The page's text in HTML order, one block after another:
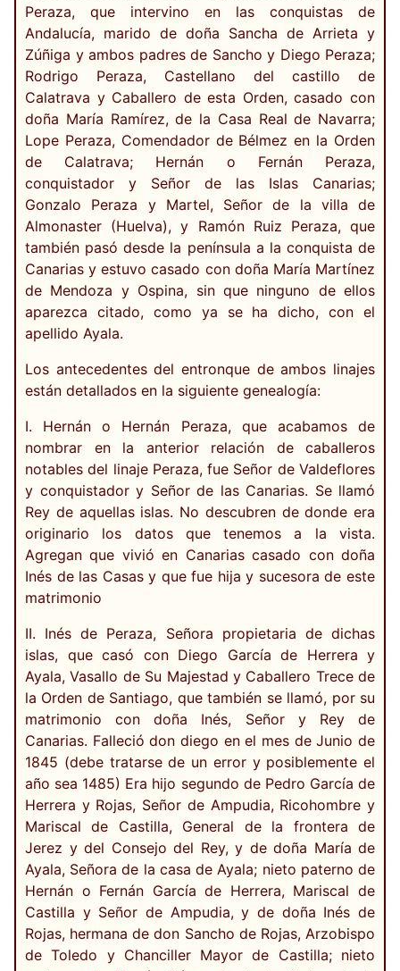
Peraza, que intervino en las conquistas de
Andalucía, marido de doña Sancha de Arrieta y
Zúñiga y ambos padres de Sancho y Diego Peraza;
Rodrigo Peraza, Castellano del castillo de
Calatrava y Caballero de esta Orden, casado con
doña María Ramírez, de la Casa Real de Navarra;
Lope Peraza, Comendador de Bélmez en la Orden
de Calatrava; Hernán o Fernán Peraza,
conquistador y Señor de las Islas Canarias;
Gonzalo Peraza y Martel, Señor de la villa de
Almonaster (Huelva), y Ramón Ruiz Peraza, que
también pasó desde la península a la conquista de
Canarias y estuvo casado con doña María Martínez
de Mendoza y Ospina, sin que ninguno de ellos
aparezca citado, como ya se ha dicho, con el
apellido Ayala.
Los antecedentes del entronque de ambos linajes
están detallados en la siguiente genealogía:
I. Hernán o Hernán Peraza, que acabamos de
nombrar en la anterior relación de caballeros
notables del linaje Peraza, fue Señor de Valdeflores
y conquistador y Señor de las Canarias. Se llamó
Rey de aquellas islas. No descubren de donde era
originario los datos que tenemos a la vista.
Agregan que vivió en Canarias casado con doña
Inés de las Casas y que fue hija y sucesora de este
matrimonio
II. Inés de Peraza, Señora propietaria de dichas
islas, que casó con Diego García de Herrera y
Ayala, Vasallo de Su Majestad y Caballero Trece de
la Orden de Santiago, que también se llamó, por su
matrimonio con doña Inés, Señor y Rey de
Canarias. Falleció don diego en el mes de Junio de
1845 (debe tratarse de un error y posiblemente el
año sea 1485) Era hijo segundo de Pedro García de
Herrera y Rojas, Señor de Ampudia, Ricohombre y
Mariscal de Castilla, General de la frontera de
Jerez y del Consejo del Rey, y de doña María de
Ayala, Señora de la casa de Ayala; nieto paterno de
Hernán o Fernán García de Herrera, Mariscal de
Castilla y Señor de Ampudia, y de doña Inés de
Rojas, hermana de don Sancho de Rojas, Arzobispo
de Toledo y Chanciller Mayor de Castilla; nieto